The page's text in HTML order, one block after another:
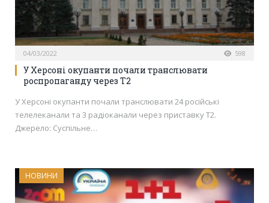
04/03/2022 598
У Херсоні окупанти почали транслювати
роспропаганду через Т2
У Херсоні окупанти почали транслювати 24 російські
телелеканали та 3 радіоканали через приставку Т2.
Джерело: Суспільне…
НОВИНИ